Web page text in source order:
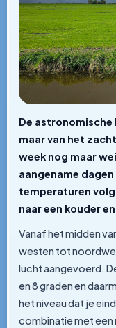
De astronomische
maar van het
week nog maar
aangename
temperaturen
naar een kouder
Vanaf het midden
westen tot
lucht aangevoerd.
en 8 graden en
het niveau dat je
combinatie met een